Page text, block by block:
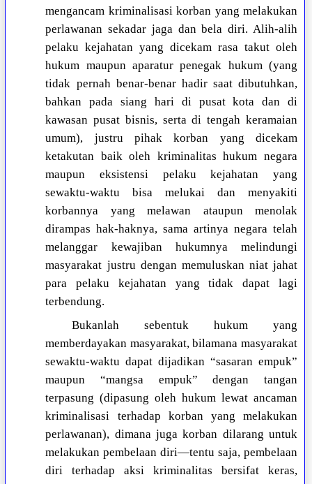
mengancam kriminalisasi korban yang melakukan
perlawanan sekadar jaga dan bela diri. Alih-alih
pelaku kejahatan yang dicekam rasa takut oleh
hukum maupun aparatur penegak hukum (yang
tidak pernah benar-benar hadir saat dibutuhkan,
bahkan pada siang hari di pusat kota dan di
kawasan pusat bisnis, serta di tengah keramaian
umum), justru pihak korban yang dicekam
ketakutan baik oleh kriminalitas hukum negara
maupun eksistensi pelaku kejahatan yang
sewaktu-waktu bisa melukai dan menyakiti
korbannya yang melawan ataupun menolak
dirampas hak-haknya, sama artinya negara telah
melanggar kewajiban hukumnya melindungi
masyarakat justru dengan memuluskan niat jahat
para pelaku kejahatan yang tidak dapat lagi
terbendung.
Bukanlah sebentuk hukum yang
memberdayakan masyarakat, bilamana masyarakat
sewaktu-waktu dapat dijadikan “sasaran empuk”
maupun “mangsa empuk” dengan tangan
terpasung (dipasung oleh hukum lewat ancaman
kriminalisasi terhadap korban yang melakukan
perlawanan), dimana juga korban dilarang untuk
melakukan pembelaan diri—tentu saja, pembelaan
diri terhadap aksi kriminalitas bersifat keras,